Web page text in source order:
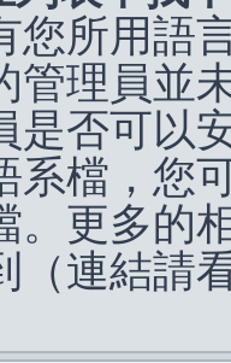
您所用語
管理員並
是否可以
系檔，您
。更多的
（連結請